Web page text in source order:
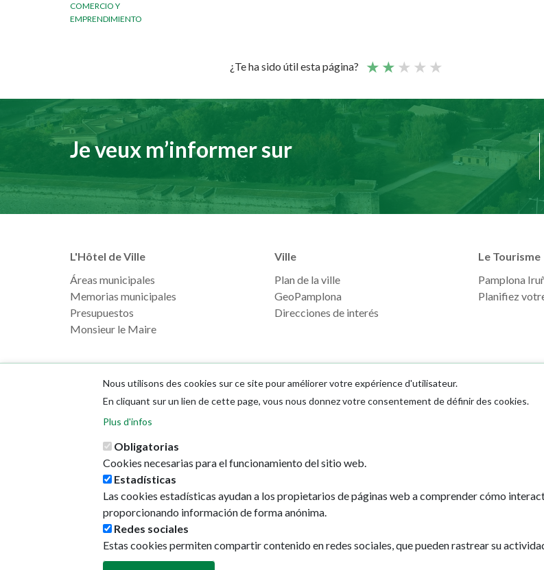
COMERCIO Y
EMPRENDIMIENTO
¿Te ha sido útil esta página?
Je veux m’informer sur
L'Hôtel de Ville
Áreas municipales
Memorias municipales
Presupuestos
Monsieur le Maire
Ville
Plan de la ville
GeoPamplona
Direcciones de interés
Le Tourisme
Pamplona
Planifiez
Nous utilisons des cookies sur ce site pour améliorer votre expérience d'utilisateur.
En cliquant sur un lien de cette page, vous nous donnez votre consentement de définir des cookies.
Plus d'infos
Obligatorias
Cookies necesarias para el funcionamiento del sitio web.
Estadísticas
Las cookies estadísticas ayudan a los propietarios de páginas web a comprender cómo
proporcionando información de forma anónima.
Redes sociales
Estas cookies permiten compartir contenido en redes sociales, que pueden rastrear su